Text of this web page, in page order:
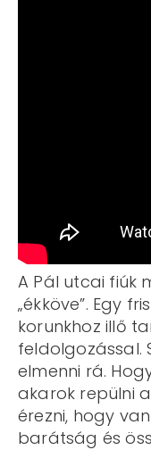
A Pál utcai fiúk
„ékköve”. Egy
korunkhoz illő
feldolgozással.
elmenni rá.
akarok repülni
érezni, hogy
barátság és